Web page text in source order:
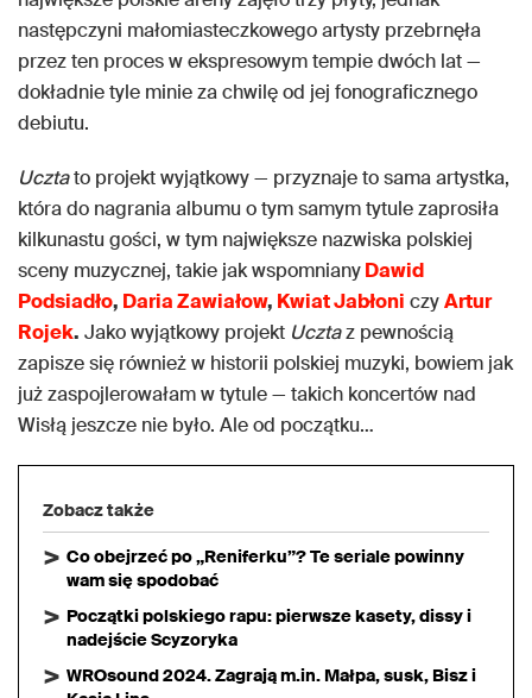
następczyni małomiasteczkowego artysty przebrnęła
przez ten proces w ekspresowym tempie dwóch lat —
dokładnie tyle minie za chwilę od jej fonograficznego
debiutu.
Ucztato projekt wyjątkowy — przyznaje to sama artystka,
która do nagrania albumu o tym samym tytule zaprosiła
kilkunastu gości, w tym największe nazwiska polskiej
sceny muzycznej, takie jak wspomnianyDawid
Podsiadło, Daria Zawiałow, Kwiat Jabłoni czyArtur
Rojek. Jako wyjątkowy projekt Ucztaz pewnością
zapisze się również w historii polskiej muzyki, bowiem jak
już zaspojlerowałam w tytule — takich koncertów nad
Wisłą jeszcze nie było. Ale od początku…
Zobacz także
Co obejrzeć po „Reniferku”? Te seriale powinny
wam się spodobać
Początki polskiego rapu: pierwsze kasety, dissy i
nadejście Scyzoryka
WROsound 2024. Zagrają m.in. Małpa, susk, Bisz i